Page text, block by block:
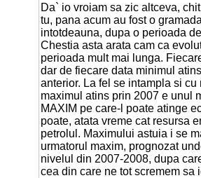
Da` io vroiam sa zic altceva,
tu, pana acum au fost o
intotdeauna, dupa o perioada
Chestia asta arata cam ca
perioada mult mai lunga.
dar de fiecare data minimul
anterior. La fel se intampla si
maximul atins prin 2007 e unul
MAXIM pe care-l poate atinge
poate, atata vreme cat resursa
petrolul. Maximului astuia i se
urmatorul maxim, prognozat
nivelul din 2007-2008, dupa
cea din care ne tot scremem sa